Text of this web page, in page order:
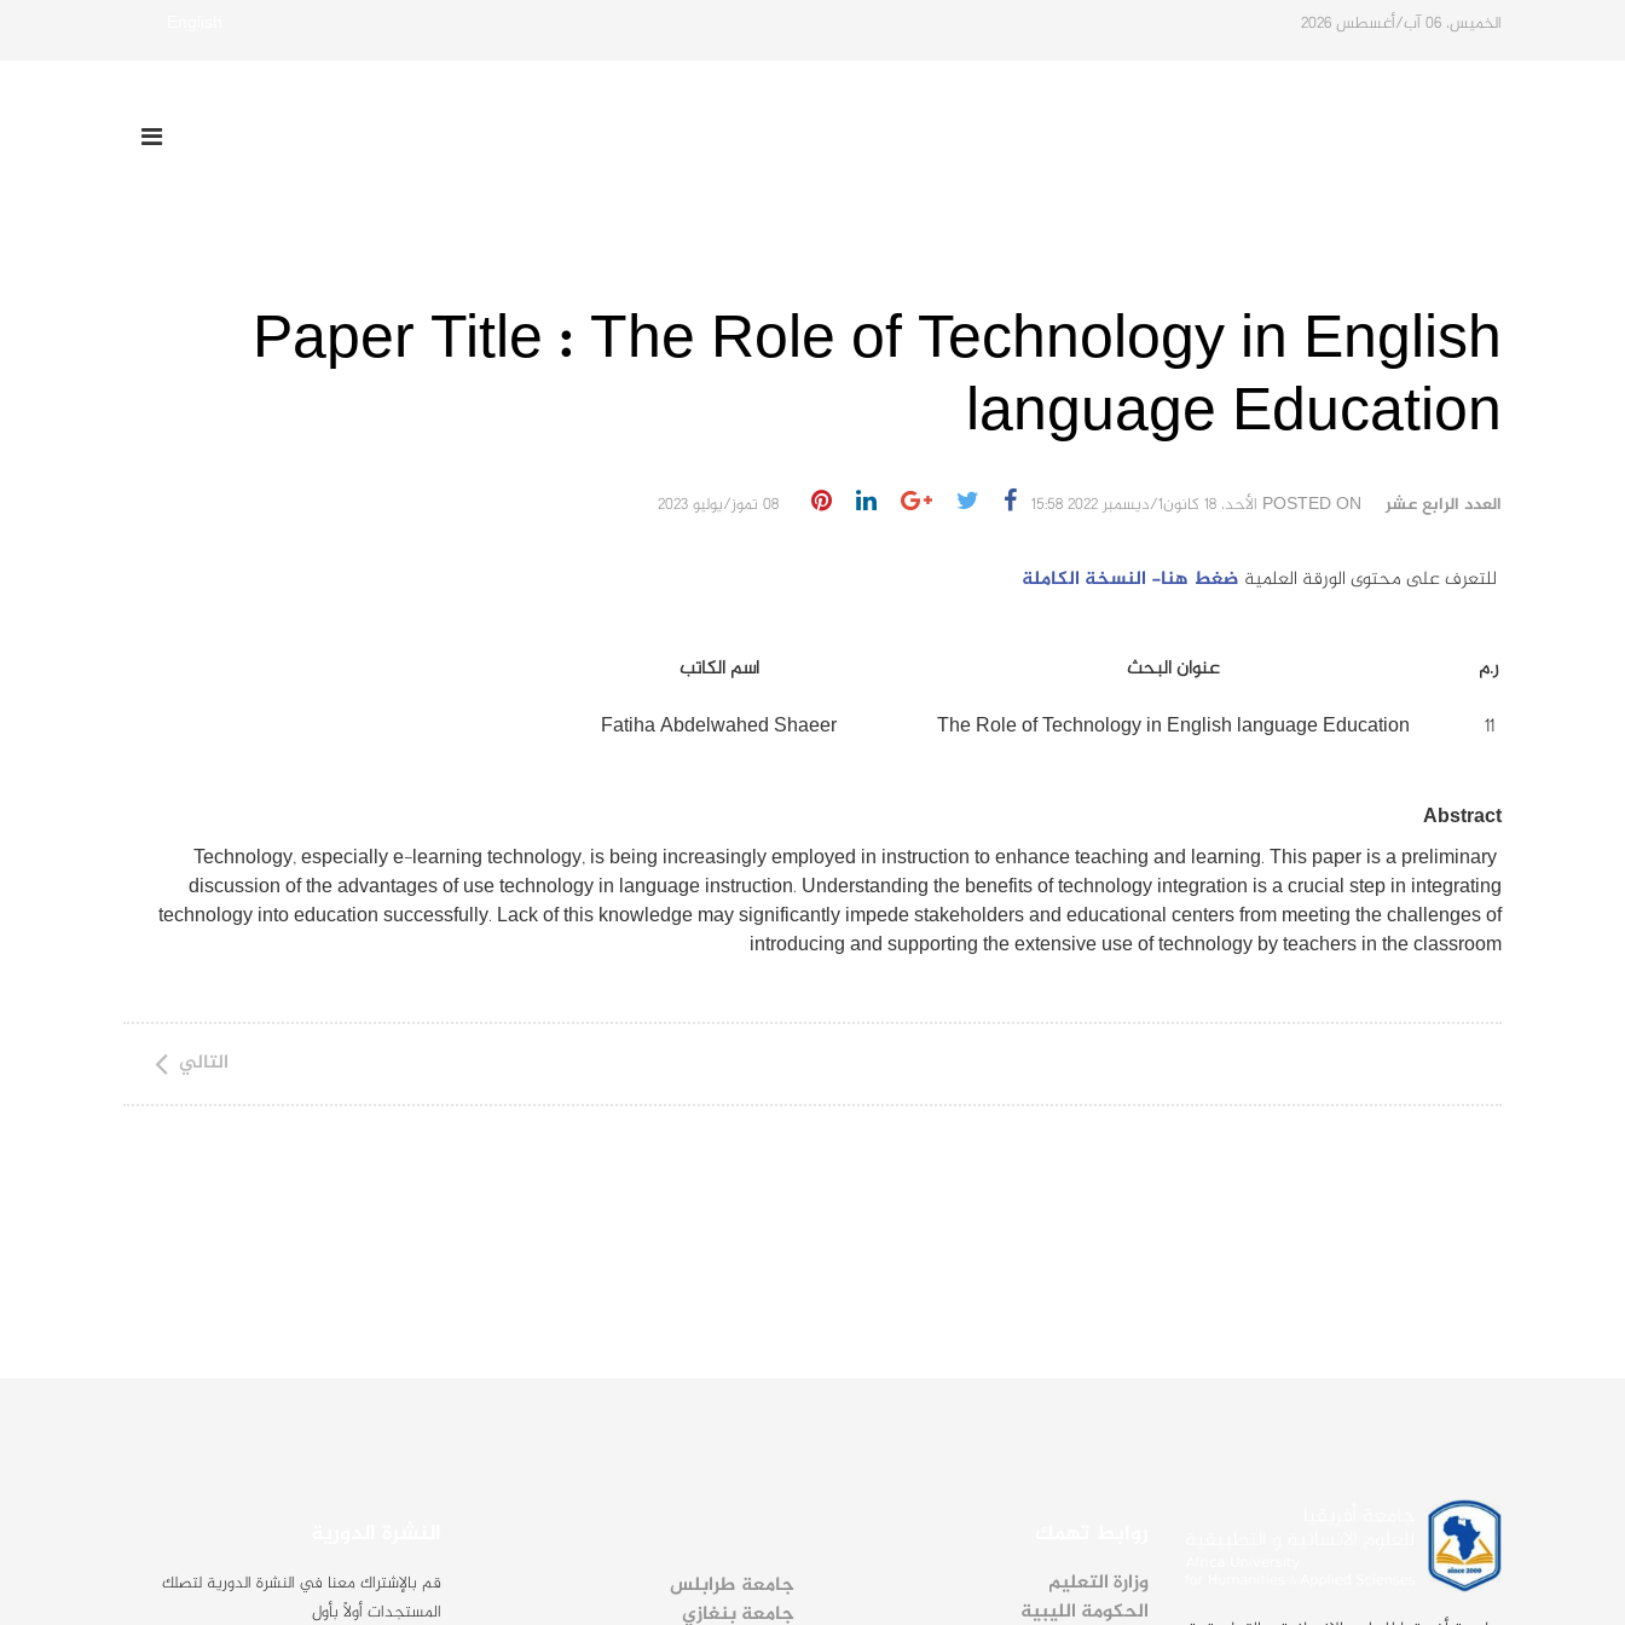
الخميس، 06 آب/أغسطس 2026
Paper Title : The Role of Technology in English
language Education
العدد الرابع عشر POSTED ON الأحد، 18 كانون1/ديسمبر 2022 15:58 08 تموز/يوليو 2023
للتعرف على محتوى الورقة العلمية ضغط هنا- النسخة الكاملة
ر.م عنوان البحث
اسم الكاتب
11
The Role of Technology in English language Education
Fatiha Abdelwahed Shaeer
Abstract
Technology, especially e-learning technology, is being increasingly employed in instruction to enhance teaching and learning. This paper is a preliminary
discussion of the advantages of use technology in language instruction. Understanding the benefits of technology integration is a crucial step in integrating
technology into education successfully. Lack of this knowledge may significantly impede stakeholders and educational centers from meeting the challenges of
introducing and supporting the extensive use of technology by teachers in the classroom
التالي
وزارة التعليم
الحكومة الليبية
جامعة طرابلس
جامعة بنغازي
قم بالإشتراك معنا في النشرة الدورية لتصلك
المستجدات أولاً بأول